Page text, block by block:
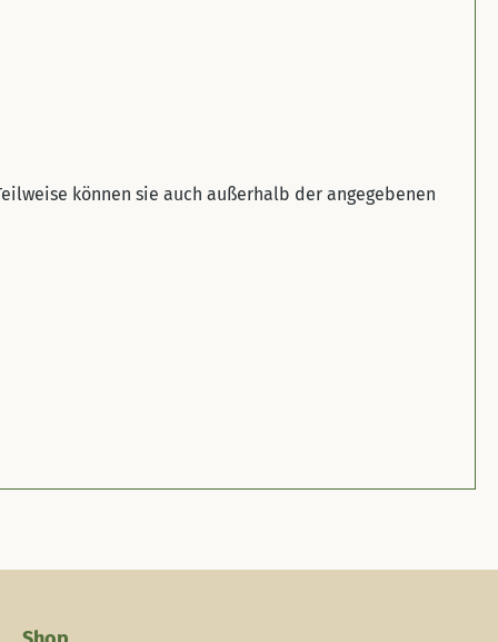
können sie auch außerhalb der angegebenen